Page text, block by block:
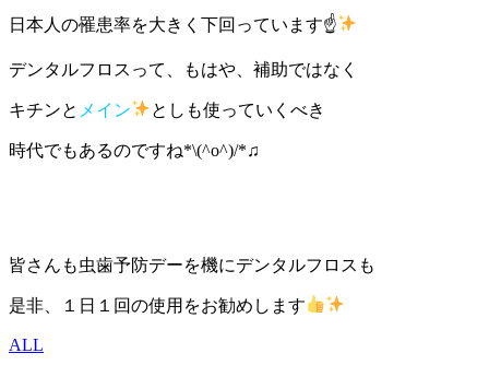
日本人の罹患率を大きく下回っています☝
デンタルフロスって、もはや、補助ではなく
キチンと メイン としも使っていくべき
時代でもあるのですね*\(^o^)/*♫
皆さんも虫歯予防デーを機にデンタルフロスも
是非、１日１回の使用をお勧めします
ALL